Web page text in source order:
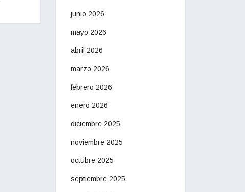
junio 2026
mayo 2026
abril 2026
marzo 2026
febrero 2026
enero 2026
diciembre 2025
noviembre 2025
octubre 2025
septiembre 2025